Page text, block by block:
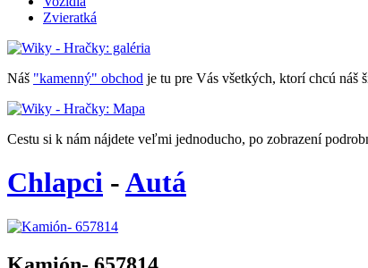
Zvieratká
Náš "kamenný" obchod je tu pre Vás všetkých, ktorí chcú náš
Cestu si k nám nájdete veľmi jednoducho, po zobrazení
Chlapci -Autá